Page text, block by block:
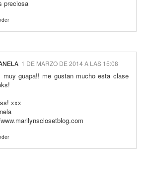
preciosa
1 DE MARZO DE 2014 A LAS 15:08
muy guapa!! me gustan mucho esta clase
xxx